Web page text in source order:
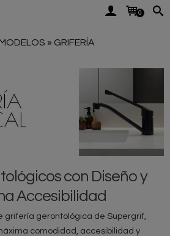
0
» GRIFERÍA
con Diseño y
Accesibilidad
grifería gerontológica de Supergrif,
comodidad, accesibilidad y